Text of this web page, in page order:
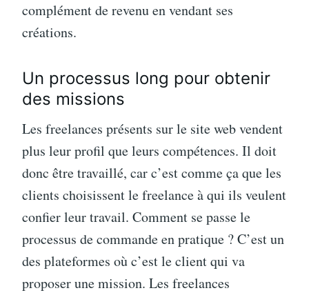
complément de revenu en vendant ses
créations.
Un processus long pour obtenir
des missions
Les freelances présents sur le site web vendent
plus leur profil que leurs compétences. Il doit
donc être travaillé, car c’est comme ça que les
clients choisissent le freelance à qui ils veulent
confier leur travail. Comment se passe le
processus de commande en pratique ? C’est un
des plateformes où c’est le client qui va
proposer une mission. Les freelances